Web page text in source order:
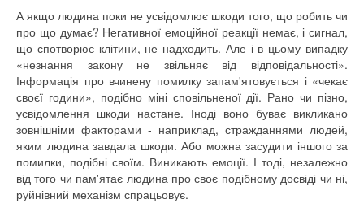
А якщо людина поки не усвідомлює шкоди того, що робить чи
про що думає? Негативної емоційної реакції немає, і сигнал,
що спотворює клітини, не надходить. Але і в цьому випадку
«незнання закону не звільняє від
відповідальності».
Інформація провчинену помилку запам'ятовується і «чекає
своєї години», подібно міні сповільненої дії. Рано чи пізно,
усвідомлення шкоди настане. Іноді воно буває викликано
зовнішніми факторами - наприклад, стражданнями людей,
яким людина завдала шкоди. Або можна засудити іншого за
помилки, подібні своїм. Виникають емоції. І тоді, незалежно
від того чи пам'ятає людина про своє подібному досвіді чи ні,
руйнівний механізм спрацьовує.